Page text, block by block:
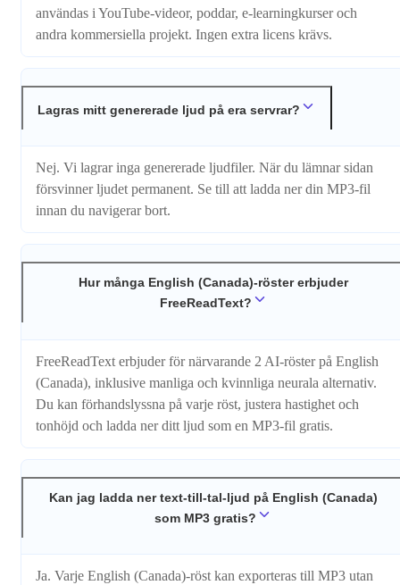
användas i YouTube-videor, poddar, e-learningkurser och
andra kommersiella projekt. Ingen extra licens krävs.
Lagras mitt genererade ljud på era servrar?
Nej. Vi lagrar inga genererade ljudfiler. När du lämnar sidan
försvinner ljudet permanent. Se till att ladda ner din MP3-fil
innan du navigerar bort.
Hur många English (Canada)-röster erbjuder
FreeReadText?
FreeReadText erbjuder för närvarande 2 AI-röster på English
(Canada), inklusive manliga och kvinnliga neurala alternativ.
Du kan förhandslyssna på varje röst, justera hastighet och
tonhöjd och ladda ner ditt ljud som en MP3-fil gratis.
Kan jag ladda ner text-till-tal-ljud på English (Canada)
som MP3 gratis?
Ja. Varje English (Canada)-röst kan exporteras till MP3 utan